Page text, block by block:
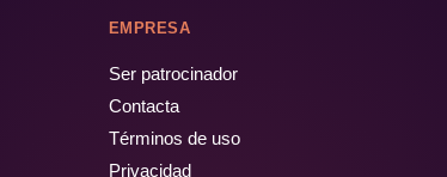
EMPRESA
Ser patrocinador
Contacta
Términos de uso
Privacidad